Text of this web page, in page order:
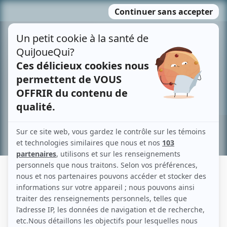
MENU
contenu
Recherche avancée »
JONATHAN DIAD DANIEL
Liens
Fiche de Jonathan Diad Daniel sur Showbizz.net